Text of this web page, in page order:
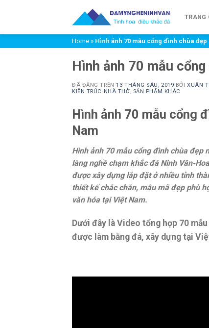
TRANG
Home » Hình ảnh 70 mẫu cổng đình chùa đẹp
Hình ảnh 70 mẫu
ĐÃ ĐĂNG TRÊN13 THÁNG SÁU, 2019 BỞIXUÂN
KIẾN TRÚC NHÀ THỜ
SẢN PHẨM KHÁC
Hình ảnh 70 mẫu cổng
Nam
Hình ảnh 70 mẫu cổng đình chùa đẹp
làng nghề chạm khắc đá Ninh Vân-
được xây dựng lắp đặt ở nhiều tỉnh
thiết kế chắc chắn, mẫu mã đẹp phù
văn hóa tại Việt Nam.
Dưới đây là Video tổng hợp 70
được làm bằng đá, xây dựng tại